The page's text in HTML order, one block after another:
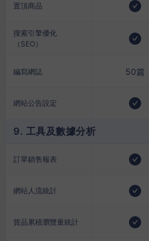
置頂商品
搜索引擎優化
（SEO）
編寫網誌 50篇
網站公告設定
9. 工具及數據分析
訂單銷售報表
網站人流統計
貨品累積瀏覽量統計